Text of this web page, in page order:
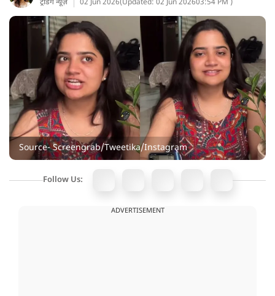
ट्रेंडिंग न्यूज़ 02 Jun 2026(Updated: 02 Jun 202603:54 PM )
Source- Screengrab/Tweetika/Instagram
Follow Us:
ADVERTISEMENT